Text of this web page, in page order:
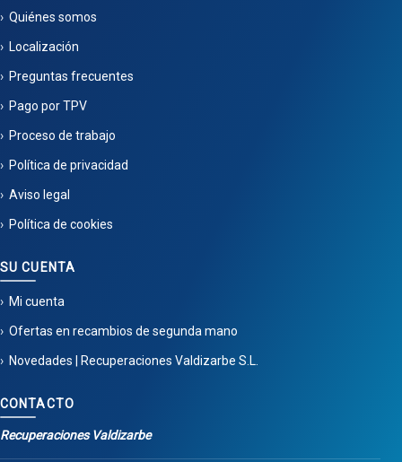
Quiénes somos
Localización
Preguntas frecuentes
Pago por TPV
Proceso de trabajo
Política de privacidad
Aviso legal
Política de cookies
SU CUENTA
Mi cuenta
Ofertas en recambios de segunda mano
Novedades | Recuperaciones Valdizarbe S.L.
CONTACTO
Recuperaciones Valdizarbe